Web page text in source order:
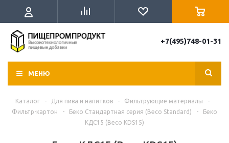
+7(495)748-01-31
МЕНЮ
Каталог - Для пива и напитков - Фильтрующие материалы
-
Фильтр-картон
- Беко Стандартная серия (Beco Standard) -
Беко
КДС15 (Beco KDS15)